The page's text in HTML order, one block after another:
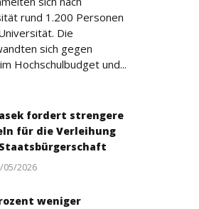
rund 1.200 Personen
Die
sich gegen
Hochschulbudget und...
fordert strengere
für die Verleihung
05/2026
weniger